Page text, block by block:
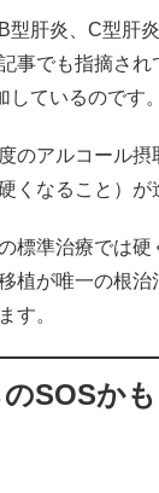
肝炎、C型肝
事でも指摘さ
ているのです。
のアルコール
くなること）が
標準治療では
植が唯一の根
す。
SOSか